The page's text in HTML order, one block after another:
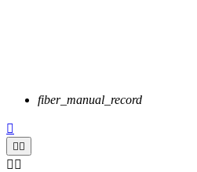
fiber_manual_record


 